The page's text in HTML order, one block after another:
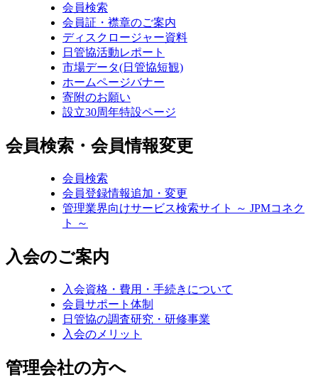
会員検索
会員証・襟章のご案内
ディスクロージャー資料
日管協活動レポート
市場データ(日管協短観)
ホームページバナー
寄附のお願い
設立30周年特設ページ
会員検索・会員情報変更
会員検索
会員登録情報追加・変更
管理業界向けサービス検索サイト ～ JPMコネク
ト ～
入会のご案内
入会資格・費用・手続きについて
会員サポート体制
日管協の調査研究・研修事業
入会のメリット
管理会社の方へ